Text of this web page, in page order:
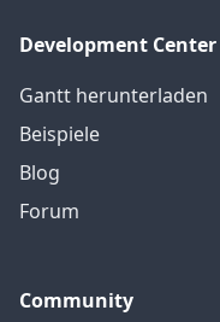
Development Center
Gantt herunterladen
Beispiele
Blog
Forum
Community